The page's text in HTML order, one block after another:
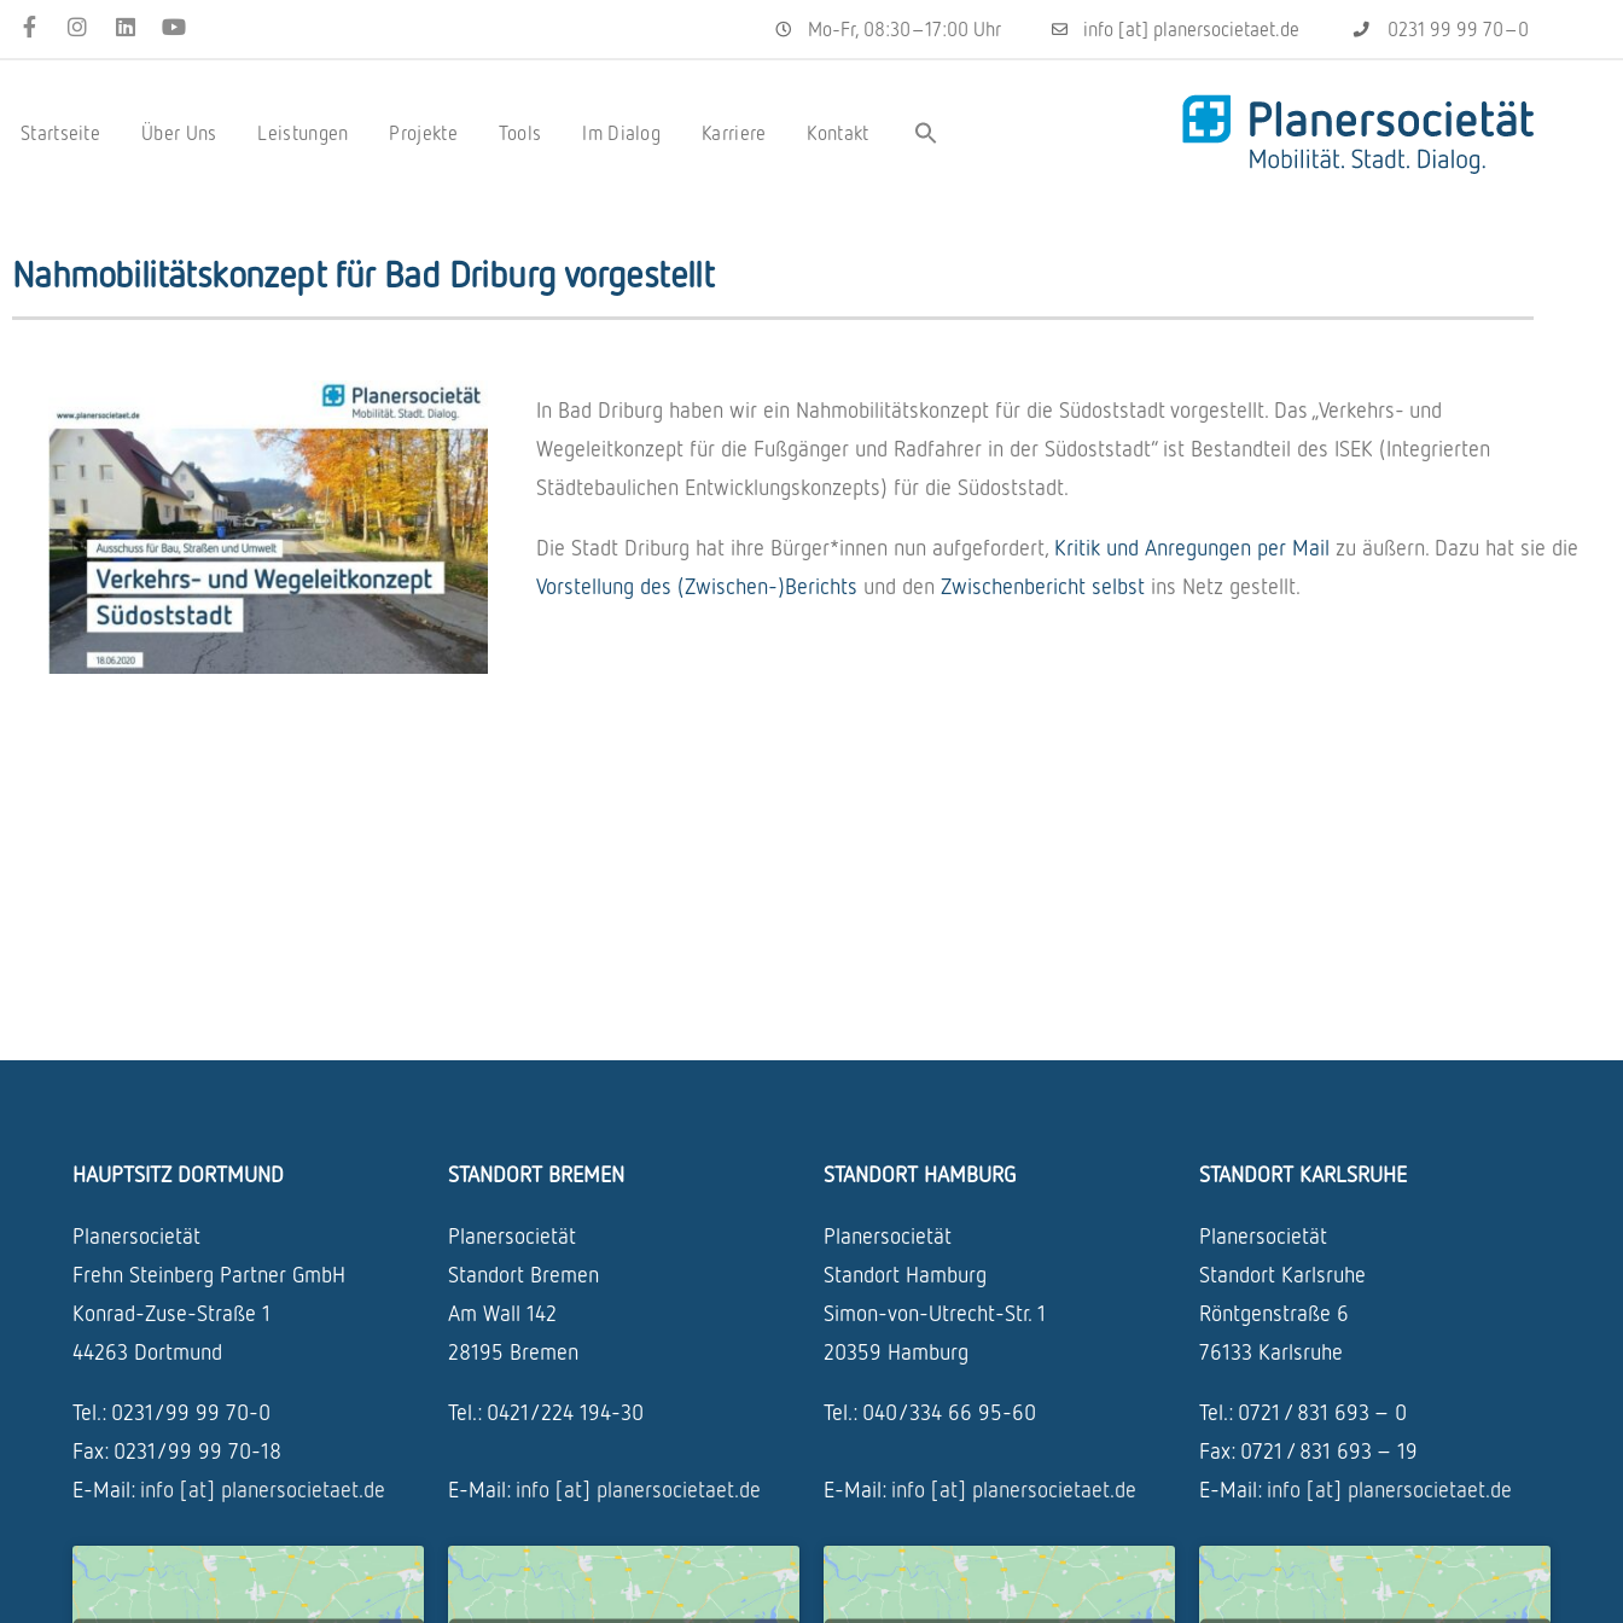
Mo-Fr, 08:30–17:00 Uhr info [at] planersocietaet.de 0231 99 99 70–0
Startseite Über Uns Leistungen Projekte Tools Im Dialog Karriere Kontakt
Nahmobilitätskonzept für Bad Driburg vorgestellt
In Bad Driburg haben wir ein Nahmo­bi­li­täts­kon­zept für die Südost­stadt vorge­stellt. Das „Verkehrs- und
Wege­leit­kon­zept für die Fußgän­ger und Radfah­rer in der Südost­stadt“ ist Bestand­teil des ISEK (Inte­grier­ten
Städ­te­bau­li­chen Entwick­lungs­kon­zepts) für die Südoststadt.
Die Stadt Driburg hat ihre Bürger*innen nun aufge­for­dert, Kritik und Anre­gun­gen per Mail zu äußern. Dazu hat sie die
Vorstel­lung des (Zwischen-)Berichts und den Zwischen­be­richt selbst ins Netz gestellt.
HAUPTSITZ DORTMUND
Planersocietät
Frehn Steinberg Partner GmbH
Konrad-Zuse-Straße 1
44263 Dortmund
Tel.: 0231/99 99 70-0
Fax: 0231/99 99 70-18
E-Mail: info [at] planersocietaet.de
STANDORT BREMEN
Planersocietät
Standort Bremen
Am Wall 142
28195 Bremen
Tel.: 0421/224 194-30
E-Mail: info [at] planersocietaet.de
STANDORT HAMBURG
Planersocietät
Standort Hamburg
Simon-von-Utrecht-Str. 1
20359 Hamburg
Tel.: 040/334 66 95-60
E-Mail: info [at] planersocietaet.de
STANDORT KARLSRUHE
Planersocietät
Standort Karlsruhe
Röntgenstraße 6
76133 Karlsruhe
Tel.: 0721 / 831 693 – 0
Fax: 0721 / 831 693 – 19
E-Mail: info [at] planersocietaet.de